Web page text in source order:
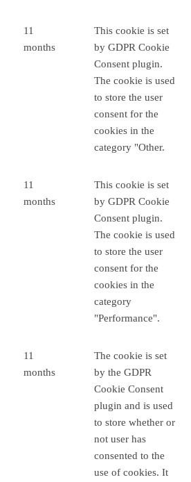
11
months
This cookie is set
by GDPR Cookie
Consent plugin.
The cookie is used
to store the user
consent for the
cookies in the
category "Other.
11
months
This cookie is set
by GDPR Cookie
Consent plugin.
The cookie is used
to store the user
consent for the
cookies in the
category
"Performance".
11
months
The cookie is set
by the GDPR
Cookie Consent
plugin and is used
to store whether or
not user has
consented to the
use of cookies. It